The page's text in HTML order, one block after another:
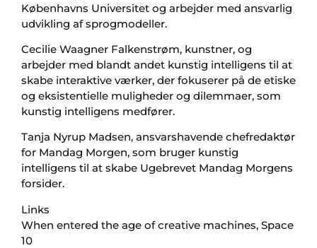
Københavns Universitet og arbejder med ansvarlig
udvikling af sprogmodeller.
Cecilie Waagner Falkenstrøm, kunstner, og
arbejder med blandt andet kunstig intelligens til at
skabe interaktive værker, der fokuserer på de etiske
og eksistentielle muligheder og dilemmaer, som
kunstig intelligens medfører.
Tanja Nyrup Madsen, ansvarshavende chefredaktør
for Mandag Morgen, som bruger kunstig
intelligens til at skabe Ugebrevet Mandag Morgens
forsider.
Links
When entered the age of creative machines, Space
10